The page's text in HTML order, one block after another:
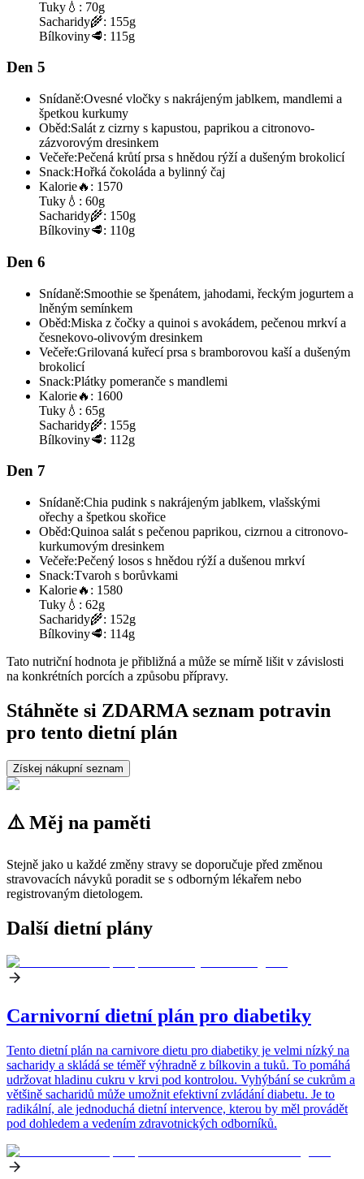
Tuky 💧: 70g
Sacharidy🌾: 155g
Bílkoviny🥩: 115g
Den 5
Snídaně:Ovesné vločky s nakrájeným jablkem, mandlemi a
špetkou kurkumy
Oběd:Salát z cizrny s kapustou, paprikou a citronovo-
zázvorovým dresinkem
Večeře:Pečená krůtí prsa s hnědou rýží a dušeným brokolicí
Snack:Hořká čokoláda a bylinný čaj
Kalorie🔥: 1570
Tuky 💧: 60g
Sacharidy🌾: 150g
Bílkoviny🥩: 110g
Den 6
Snídaně:Smoothie se špenátem, jahodami, řeckým jogurtem a
lněným semínkem
Oběd:Miska z čočky a quinoi s avokádem, pečenou mrkví a
česnekovo-olivovým dresinkem
Večeře:Grilovaná kuřecí prsa s bramborovou kaší a dušeným
brokolicí
Snack:Plátky pomeranče s mandlemi
Kalorie🔥: 1600
Tuky 💧: 65g
Sacharidy🌾: 155g
Bílkoviny🥩: 112g
Den 7
Snídaně:Chia pudink s nakrájeným jablkem, vlašskými
ořechy a špetkou skořice
Oběd:Quinoa salát s pečenou paprikou, cizrnou a citronovo-
kurkumovým dresinkem
Večeře:Pečený losos s hnědou rýží a dušenou mrkví
Snack:Tvaroh s borůvkami
Kalorie🔥: 1580
Tuky 💧: 62g
Sacharidy🌾: 152g
Bílkoviny🥩: 114g
Tato nutriční hodnota je přibližná a může se mírně lišit v závislosti
na konkrétních porcích a způsobu přípravy.
Stáhněte si ZDARMA seznam potravin
pro tento dietní plán
Získej nákupní seznam
⚠️ Měj na paměti
Stejně jako u každé změny stravy se doporučuje před změnou
stravovacích návyků poradit se s odborným lékařem nebo
registrovaným dietologem.
Další dietní plány
Carnivorní dietní plán pro diabetiky
Tento dietní plán na carnivore dietu pro diabetiky je velmi nízký na
sacharidy a skládá se téměř výhradně z bílkovin a tuků. To pomáhá
udržovat hladinu cukru v krvi pod kontrolou. Vyhýbání se cukrům a
většině sacharidů může umožnit efektivní zvládání diabetu. Je to
radikální, ale jednoduchá dietní intervence, kterou by měl provádět
pod dohledem a vedením zdravotnických odborníků.